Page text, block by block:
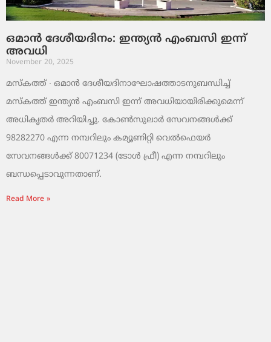
ഒമാൻ ദേശീയദിനം: ഇന്ത്യൻ എംബസി ഇന്ന്
അവധി
November 20, 2025
മസ്‌കത്ത് ∙ ഒമാൻ ദേശീയദിനാഘോഷത്താടനുബന്ധിച്ച്
മസ്‌കത്ത് ഇന്ത്യൻ എംബസി ഇന്ന് അവധിയായിരിക്കുമെന്ന്
അധികൃതർ അറിയിച്ചു. കോൺസുലാർ സേവനങ്ങൾക്ക്
98282270 എന്ന നമ്പറിലും കമ്യൂണിറ്റി വെൽഫെയർ
സേവനങ്ങൾക്ക് 80071234 (ടോൾ ഫ്രീ) എന്ന നമ്പറിലും
ബന്ധപ്പെടാവുന്നതാണ്.
Read More »